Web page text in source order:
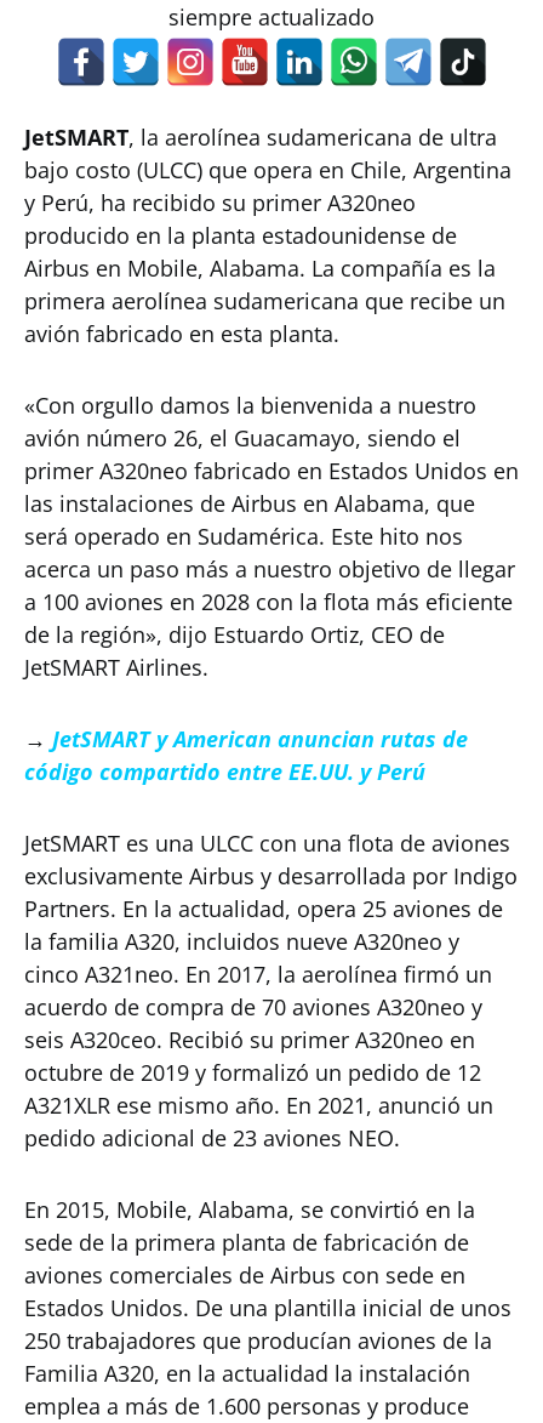
siempre actualizado
JetSMART, la aerolínea sudamericana de ultra
bajo costo (ULCC) que opera en Chile, Argentina
y Perú, ha recibido su primer A320neo
producido en la planta estadounidense de
Airbus en Mobile, Alabama. La compañía es la
primera aerolínea sudamericana que recibe un
avión fabricado en esta planta.
«Con orgullo damos la bienvenida a nuestro
avión número 26, el Guacamayo, siendo el
primer A320neo fabricado en Estados Unidos en
las instalaciones de Airbus en Alabama, que
será operado en Sudamérica. Este hito nos
acerca un paso más a nuestro objetivo de llegar
a 100 aviones en 2028 con la flota más eficiente
de la región», dijo Estuardo Ortiz, CEO de
JetSMART Airlines.
→ JetSMART y American anuncian rutas de
código compartido entre EE.UU. y Perú
JetSMART es una ULCC con una flota de aviones
exclusivamente Airbus y desarrollada por Indigo
Partners. En la actualidad, opera 25 aviones de
la familia A320, incluidos nueve A320neo y
cinco A321neo. En 2017, la aerolínea firmó un
acuerdo de compra de 70 aviones A320neo y
seis A320ceo. Recibió su primer A320neo en
octubre de 2019 y formalizó un pedido de 12
A321XLR ese mismo año. En 2021, anunció un
pedido adicional de 23 aviones NEO.
En 2015, Mobile, Alabama, se convirtió en la
sede de la primera planta de fabricación de
aviones comerciales de Airbus con sede en
Estados Unidos. De una plantilla inicial de unos
250 trabajadores que producían aviones de la
Familia A320, en la actualidad la instalación
emplea a más de 1.600 personas y produce